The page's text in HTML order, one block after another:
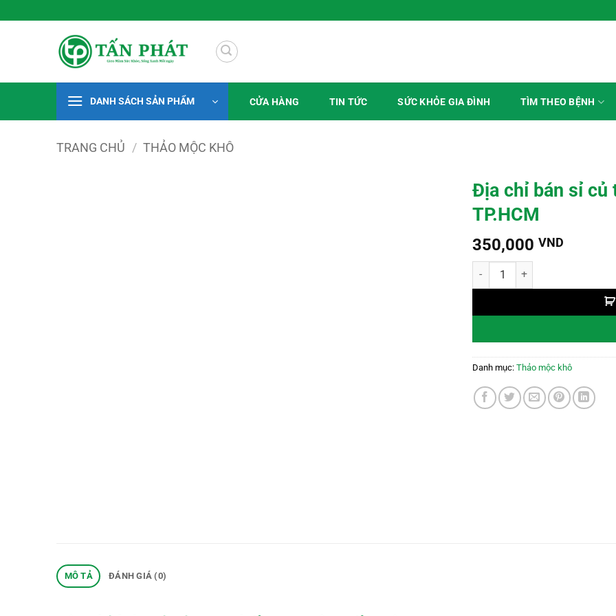
qua
DANH SÁCH SẢN PHẨM CỬA HÀNG TIN TỨC SỨC KHỎE GIA ĐÌNH TÌM THEO BỆNH
TRANG CHỦ / THẢO MỘC KHÔ
Địa chỉ bán sỉ củ
TP.HCM
350,000 VND
Địa chỉ bán sỉ củ tam thất nam
Danh mục: Thảo mộc khô
MÔ TẢ ĐÁNH GIÁ (0)